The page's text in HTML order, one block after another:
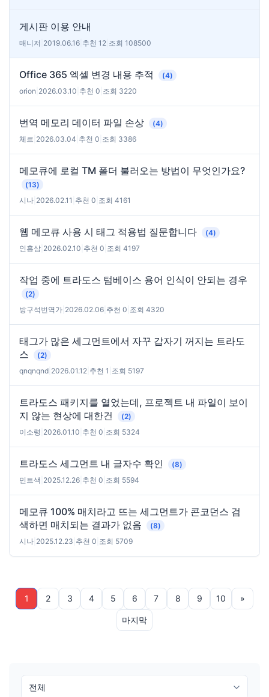
게시판 이용 안내
매니저 2019.06.16 추천 12 조회 108500
Office 365 엑셀 변경 내용 추적
(4)
orion 2026.03.10 추천 0 조회 3220
번역 메모리 데이터 파일 손상
(4)
체르 2026.03.04 추천 0 조회 3386
메모큐에 로컬 TM 폴더 불러오는 방법이 무엇인가요?
(13)
시나 2026.02.11 추천 0 조회 4161
웹 메모큐 사용 시 태그 적용법 질문합니다
(4)
인홍삼 2026.02.10 추천 0 조회 4197
작업 중에 트라도스 텀베이스 용어 인식이 안되는 경우
(2)
방구석번역가 2026.02.06 추천 0 조회 4320
태그가 많은 세그먼트에서 자꾸 갑자기 꺼지는 트라도
스
(2)
qnqnqnd 2026.01.12 추천 1 조회 5197
트라도스 패키지를 열었는데, 프로젝트 내 파일이 보이
지 않는 현상에 대한건
(2)
이소령 2026.01.10 추천 0 조회 5324
트라도스 세그먼트 내 글자수 확인
(8)
민트색 2025.12.26 추천 0 조회 5594
메모큐 100% 매치라고 뜨는 세그먼트가 콘코던스 검
색하면 매치되는 결과가 없음
(8)
시나 2025.12.23 추천 0 조회 5709
1 2 3 4 5 6 7 8 9 10 »
마지막